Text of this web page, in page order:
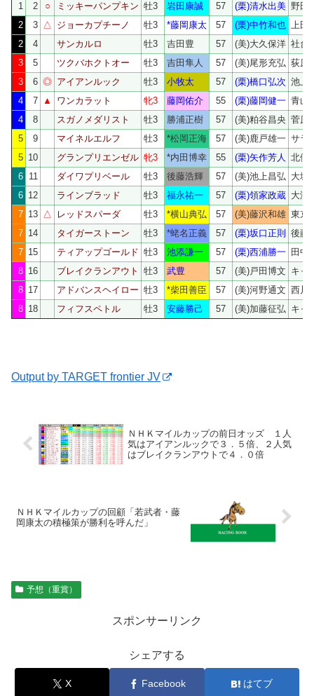
1
2 ○ ミッキーパンプキン 牡3 岩田康誠 57 (栗)清水出美 野田
2
3 △ ジョーカプチーノ 牡3 *藤岡康太 57 (栗)中竹和也 上田
2
4 サンカルロ 牡3 吉田豊 57 (美)大久保洋 社台
3
5 ツクバホクトオー 牡3 吉田隼人 57 (美)尾形充弘 荻原
3
6 ◎ アイアンルック 牡3 小牧太 57 (栗)橋口弘次 池上
4
7 ▲ ワンカラット 牝3 藤岡佑介 55 (栗)藤岡健一 青山
4
8 スガノメダリスト 牡3 勝浦正樹 57 (美)粕谷昌央 菅原
5
9 マイネルエルフ 牡3 *松岡正海 57 (美)鹿戸雄一 サラ
5 10 グランプリエンゼル 牝3 *内田博幸 55 (栗)矢作芳人 北側
6 11 ダイワプリベール 牡3 後藤浩輝 57 (美)池上昌弘 大城
6 12 ラインブラッド 牡3 福永祐一 57 (栗)領家政蔵 大澤
7 13 △ レッドスパーダ 牡3 *横山典弘 57 (美)藤沢和雄 東京
7 14 タイガーストーン 牡3 *蛯名正義 57 (栗)坂口正則
後藤
7 15 ティアップゴールド 牡3 池添謙一 57 (栗)西浦勝一 田中
8 16 ブレイクランアウト 牡3 武豊 57 (美)戸田博文 キャ
8 17 アドバンスヘイロー 牡3 *柴田善臣 57 (美)河野通文 西川
8 18 フィフスペトル 牡3 安藤勝己 57 (美)加藤征弘 キャ
Output by TARGET frontier JV
ＮＨＫマイルカップの前日オッズ １人
気はアイアンルックで３．５倍、２人気
はブレイクランアウトで４．０倍
ＮＨＫマイルカップの回顧「若武者・藤
岡康太の積極策が勝利を呼んだ」
予想（重賞）
スポンサーリンク
シェアする
X Facebook はてブ